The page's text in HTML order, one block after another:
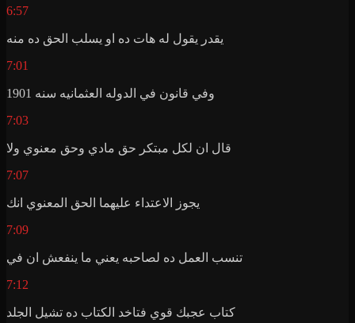
6:57
يقدر يقول له هات ده او يسلب الحق ده منه
7:01
وفي قانون في الدوله العثمانيه سنه 1901
7:03
قال ان لكل مبتكر حق مادي وحق معنوي ولا
7:07
يجوز الاعتداء عليهما الحق المعنوي انك
7:09
تنسب العمل ده لصاحبه يعني ما ينفعش ان في
7:12
كتاب عجبك قوي فتاخد الكتاب ده تشيل الجلد